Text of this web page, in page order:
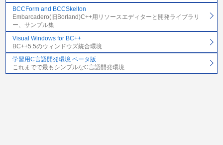
BCCForm and BCCSkelton
Embarcadero(旧Borland)C++用リソースエディターと開発ライブラリ
ー、サンプル集
Visual Windows for BC++
BC++5.5のウィンドウズ統合環境
学習用C言語開発環境 ベータ版
これまでで最もシンプルなC言語開発環境